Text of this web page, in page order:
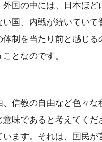
国の中には、日本ほ
国、内戦が続いてい
制を当たり前と感じ
となのです。
信教の自由など色々
味であると考えてく
ます。それは、国民が